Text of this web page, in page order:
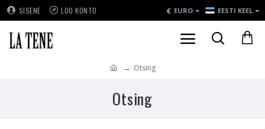
SISENE LOO KONTO € EURO EESTI KEEL
Otsing
Otsing